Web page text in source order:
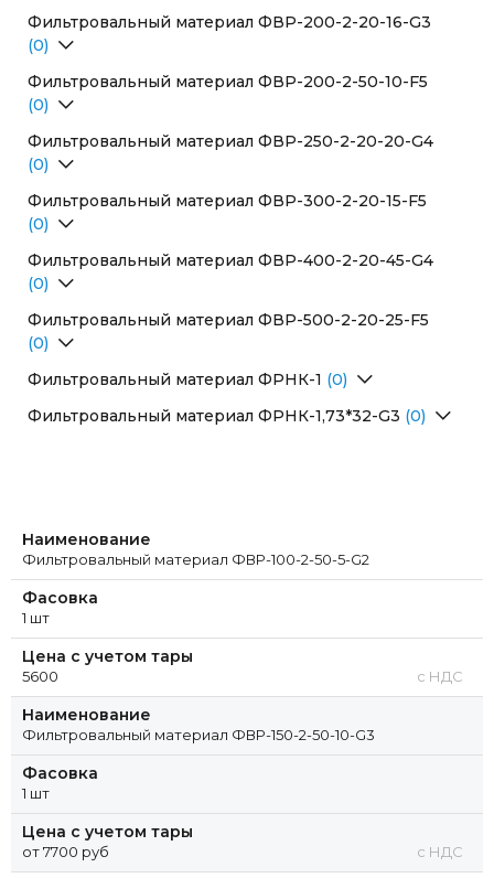
Фильтровальный материал ФВР-200-2-20-16-G3
(0)
Фильтровальный материал ФВР-200-2-50-10-F5
(0)
Фильтровальный материал ФВР-250-2-20-20-G4
(0)
Фильтровальный материал ФВР-300-2-20-15-F5
(0)
Фильтровальный материал ФВР-400-2-20-45-G4
(0)
Фильтровальный материал ФВР-500-2-20-25-F5
(0)
Фильтровальный материал ФРНК-1 (0)
Фильтровальный материал ФРНК-1,73*32-G3 (0)
Наименование
Фильтровальный материал ФВР-100-2-50-5-G2
Фасовка
1 шт
Цена с учетом тары
5600 с НДС
Наименование
Фильтровальный материал ФВР-150-2-50-10-G3
Фасовка
1 шт
Цена с учетом тары
от 7700 руб с НДС